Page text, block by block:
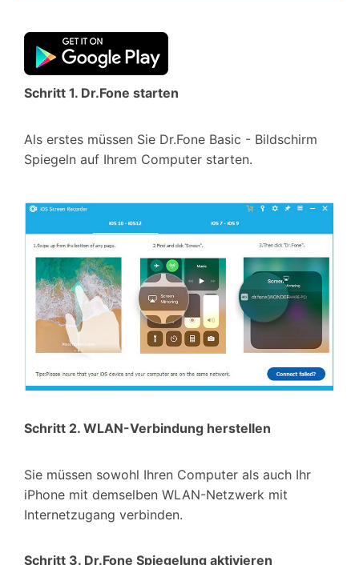
Schritt 1. Dr.Fone starten
Als erstes müssen Sie Dr.Fone Basic - Bildschirm
Spiegeln auf Ihrem Computer starten.
Schritt 2. WLAN-Verbindung herstellen
Sie müssen sowohl Ihren Computer als auch Ihr
iPhone mit demselben WLAN-Netzwerk mit
Internetzugang verbinden.
Schritt 3. Dr.Fone Spiegelung aktivieren